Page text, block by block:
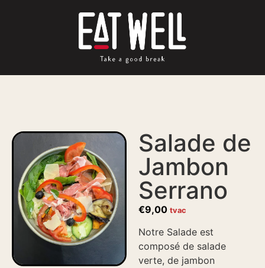
Salade de
Jambon
Serrano
€9,00 tvac
Notre Salade est
composé de salade
verte, de jambon